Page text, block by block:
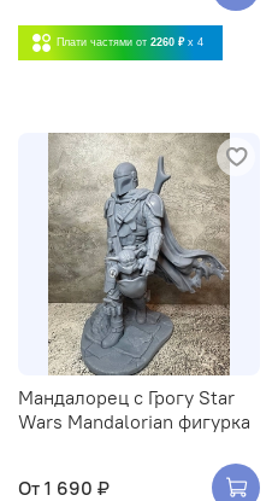
Плати частями от 2260 ₽ x 4
Мандалорец с Грогу Star
Wars Mandalorian фигурка
От 1 690 ₽